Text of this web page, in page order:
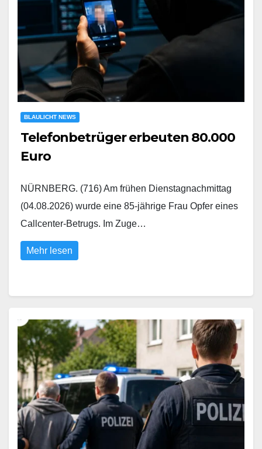
BLAULICHT NEWS
Telefonbetrüger erbeuten 80.000
Euro
NÜRNBERG. (716) Am frühen Dienstagnachmittag
(04.08.2026) wurde eine 85-jährige Frau Opfer eines
Callcenter-Betrugs. Im Zuge…
Mehr lesen